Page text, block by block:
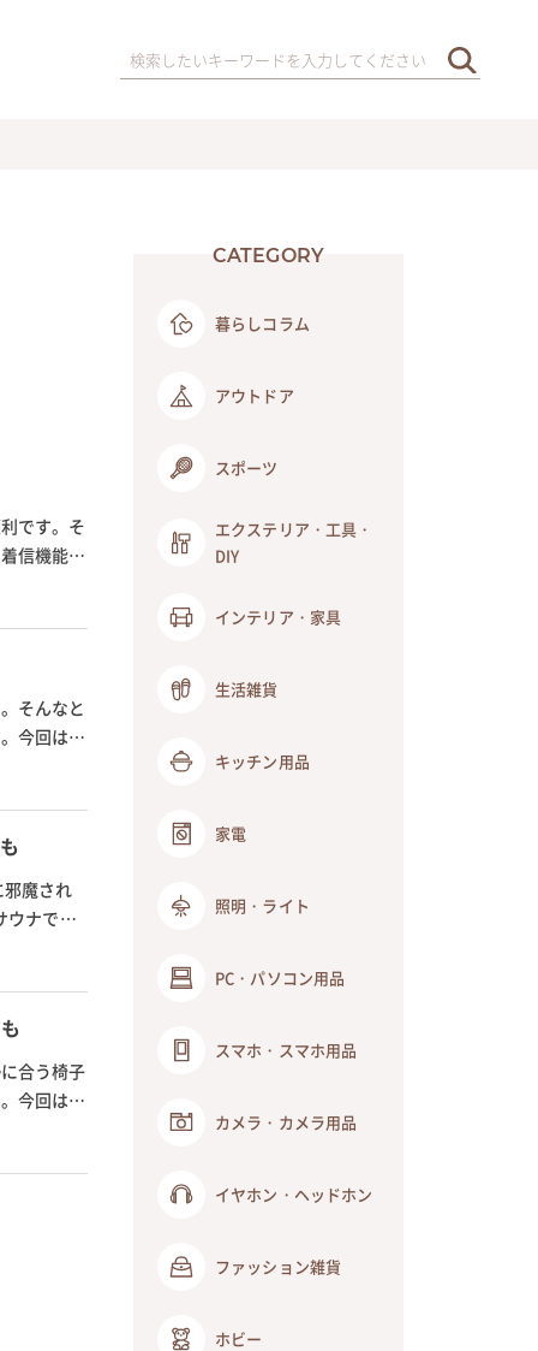
です。そ
信機能な
そんなと
今回は、
魔され
ウナで耳
合う椅子
今回は、
CATEGORY
暮らしコラム
アウトドア
スポーツ
エクステリア・工具・
DIY
インテリア・家具
生活雑貨
キッチン用品
家電
照明・ライト
PC・パソコン用品
スマホ・スマホ用品
カメラ・カメラ用品
イヤホン・ヘッドホン
ファッション雑貨
ホビー